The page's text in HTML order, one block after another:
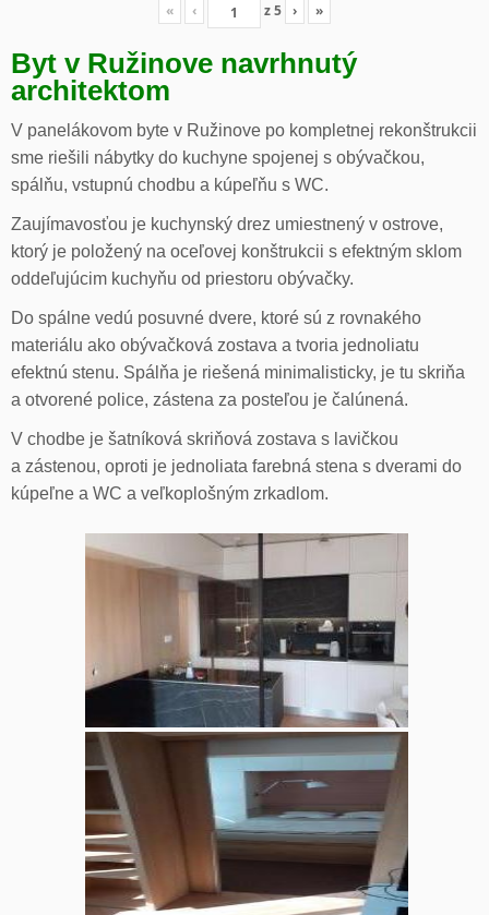
« ‹ z5 › »
Byt v Ružinove navrhnutý
architektom
V panelákovom byte v Ružinove po kompletnej rekonštrukcii
sme riešili nábytky do kuchyne spojenej s obývačkou,
spálňu, vstupnú chodbu a kúpeľňu s WC.
Zaujímavosťou je kuchynský drez umiestnený v ostrove,
ktorý je položený na oceľovej konštrukcii s efektným sklom
oddeľujúcim kuchyňu od priestoru obývačky.
Do spálne vedú posuvné dvere, ktoré sú z rovnakého
materiálu ako obývačková zostava a tvoria jednoliatu
efektnú stenu. Spálňa je riešená minimalisticky, je tu skriňa
a otvorené police, zástena za posteľou je čalúnená.
V chodbe je šatníková skriňová zostava s lavičkou
a zástenou, oproti je jednoliata farebná stena s dverami do
kúpeľne a WC a veľkoplošným zrkadlom.